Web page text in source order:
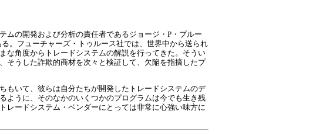
の開発および分析の責任者であるジョージ・P・プルー
る。フューチャーズ・トゥルース社では、世界中から送られ
な角度からトレードシステムの解説を行ってきた。そうい
そうした詐欺的商材を次々と検証して、欠陥を指摘したプ
もいて、彼らは自分たちが開発したトレードシステムのデ
ように、そのなかのいくつかのプログラムは今でも生き残
レードシステム・ベンダーにとっては非常に心強い味方に